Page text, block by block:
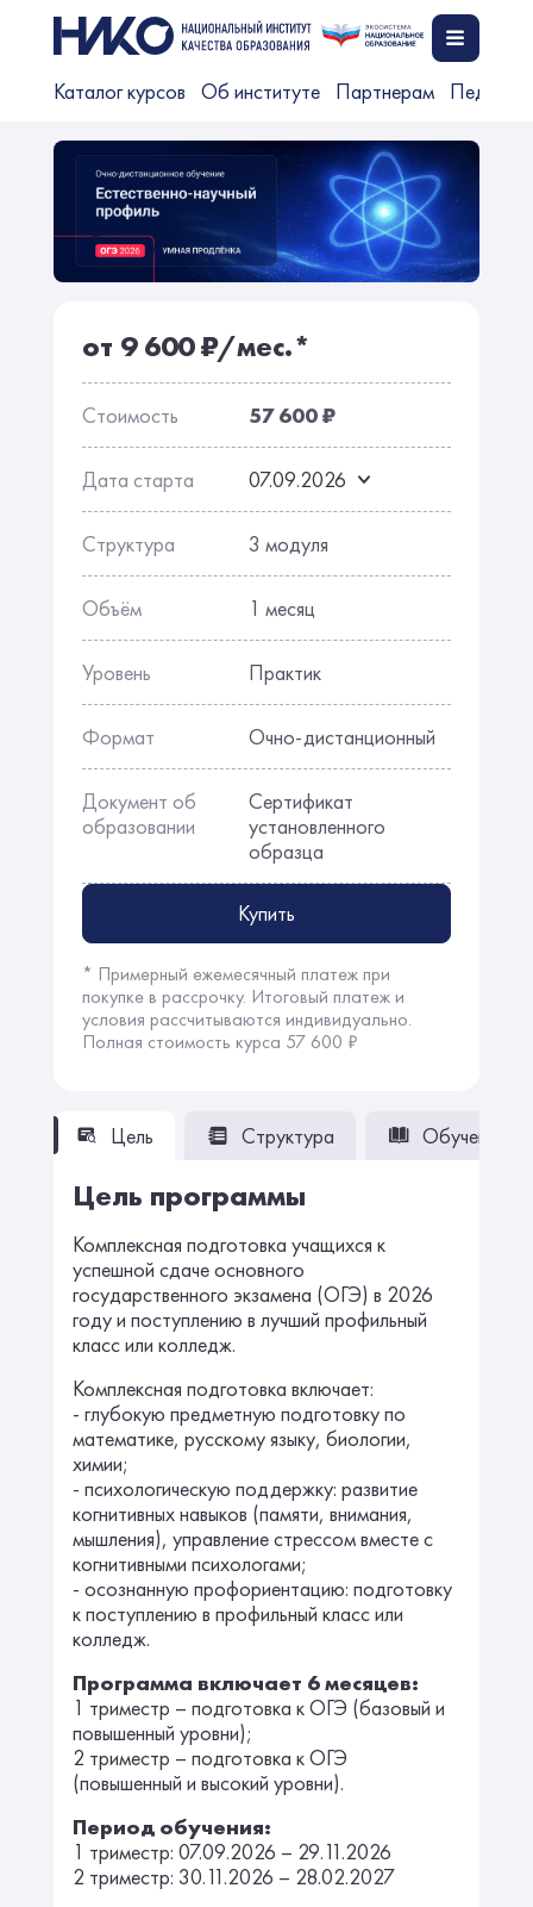
Каталог курсов Об институте Партнерам
Цель Структура Обучение
Цель программы
Комплексная подготовка учащихся к
успешной сдаче основного
государственного экзамена (ОГЭ) в 2026
году и поступлению в лучший профильный
класс или колледж.
Комплексная подготовка включает:
- глубокую предметную подготовку по
математике, русскому языку, биологии,
химии;
- психологическую поддержку: развитие
когнитивных навыков (памяти, внимания,
мышления), управление стрессом вместе с
когнитивными психологами;
- осознанную профориентацию: подготовку
к поступлению в профильный класс или
колледж.
Программа включает 6 месяцев:
1 триместр – подготовка к ОГЭ (базовый и
повышенный уровни);
2 триместр – подготовка к ОГЭ
(повышенный и высокий уровни).
Период обучения:
1 триместр: 07.09.2026 – 29.11.2026
2 триместр: 30.11.2026 – 28.02.2027
от 9 600 ₽/мес.*
Стоимость 57 600 ₽
Дата старта 07.09.2026
Структура 3 модуля
Объём 1 месяц
Уровень Практик
Формат Очно-дистанционный
Документ об
образовании
Сертификат
установленного
образца
Купить
* Примерный ежемесячный платеж при
покупке в рассрочку. Итоговый платеж и
условия рассчитываются индивидуально.
Полная стоимость курса 57 600 ₽